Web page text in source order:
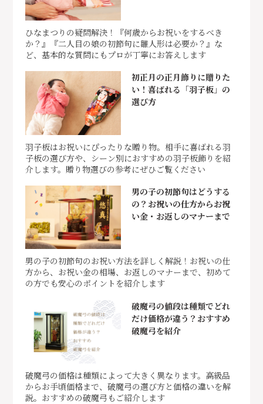
ひなまつりの疑問解決！『何歳からお祝いをするべき
か？』『二人目の娘の初節句に雛人形は必要か？』な
ど、基本的な質問にもプロが丁寧にお答えします
初正月の正月飾りに贈りた
い！喜ばれる「羽子板」の
選び方
羽子板はお祝いにぴったりな贈り物。相手に喜ばれる羽
子板の選び方や、シーン別におすすめの羽子板飾りを紹
介します。贈り物選びの参考にぜひご覧ください
男の子の初節句はどうする
の？お祝いの仕方からお祝
い金・お返しのマナーまで
男の子の初節句のお祝い方法を詳しく解説！お祝いの仕
方から、お祝い金の相場、お返しのマナーまで、初めて
の方でも安心のポイントを紹介します
破魔弓の値段は種類でどれ
だけ価格が違う？おすすめ
破魔弓を紹介
破魔弓の価格は種類によって大きく異なります。高級品
からお手頃価格まで、破魔弓の選び方と価格の違いを解
説。おすすめの破魔弓もご紹介します